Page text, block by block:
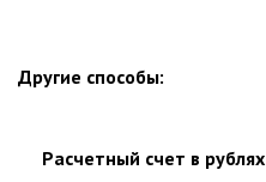
Другие способы:
Расчетный счет в рублях